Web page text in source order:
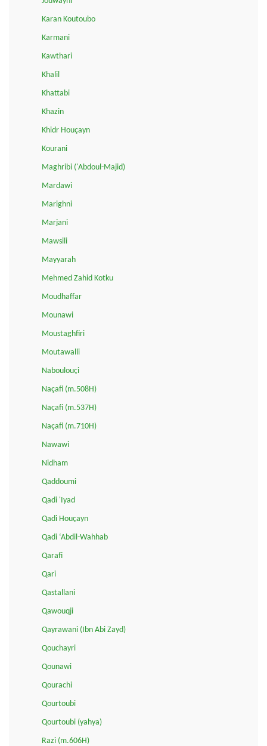
Karan Koutoubo
Karmani
Kawthari
Khalil
Khattabi
Khazin
Khidr Houçayn
Kourani
Maghribi ('Abdoul-Majid)
Mardawi
Marighni
Marjani
Mawsili
Mayyarah
Mehmed Zahid Kotku
Moudhaffar
Mounawi
Moustaghfiri
Moutawalli
Naboulouçi
Naçafi (m.508H)
Naçafi (m.537H)
Naçafi (m.710H)
Nawawi
Nidham
Qaddoumi
Qadi 'Iyad
Qadi Houçayn
Qadi ‘Abdil-Wahhab
Qarafi
Qari
Qastallani
Qawouqji
Qayrawani (Ibn Abi Zayd)
Qouchayri
Qounawi
Qourachi
Qourtoubi
Qourtoubi (yahya)
Razi (m.606H)